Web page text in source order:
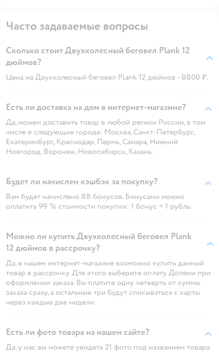
Часто задаваемые вопросы
Сколько стоит Двухколесный беговел Plank 12
дюймов?
Цена на Двухколесный беговел Plank 12 дюймов - 8800 ₽.
Есть ли доставка на дом в интернет-магазине?
Да, можем доставить товар в любой регион России, в том
числе в следующие города: Москва, Санкт-Петербург,
Екатеринбург, Краснодар, Пермь, Самара, Нижний
Новгород, Воронеж, Новосибирск, Казань.
Будет ли начислен кэшбэк за покупку?
Вам будет начислено 88 бонусов. Бонусами можно
оплатить 99 % стоимости покупки: 1 бонус = 1 рубль.
Можно ли купить Двухколесный беговел Plank
12 дюймов в рассрочку?
Да, в нашем интернет-магазине возможно купить данный
товар в рассрочку. Для этого выберите оплату Долями при
оформлении заказа. Вы платите одну четверть от суммы
заказа сразу, а остальные три будут списываться с карты
через каждые две недели.
Есть ли фото товара на нашем сайте?
Да, у нас вы можете увидеть 21 фото под названием товара.